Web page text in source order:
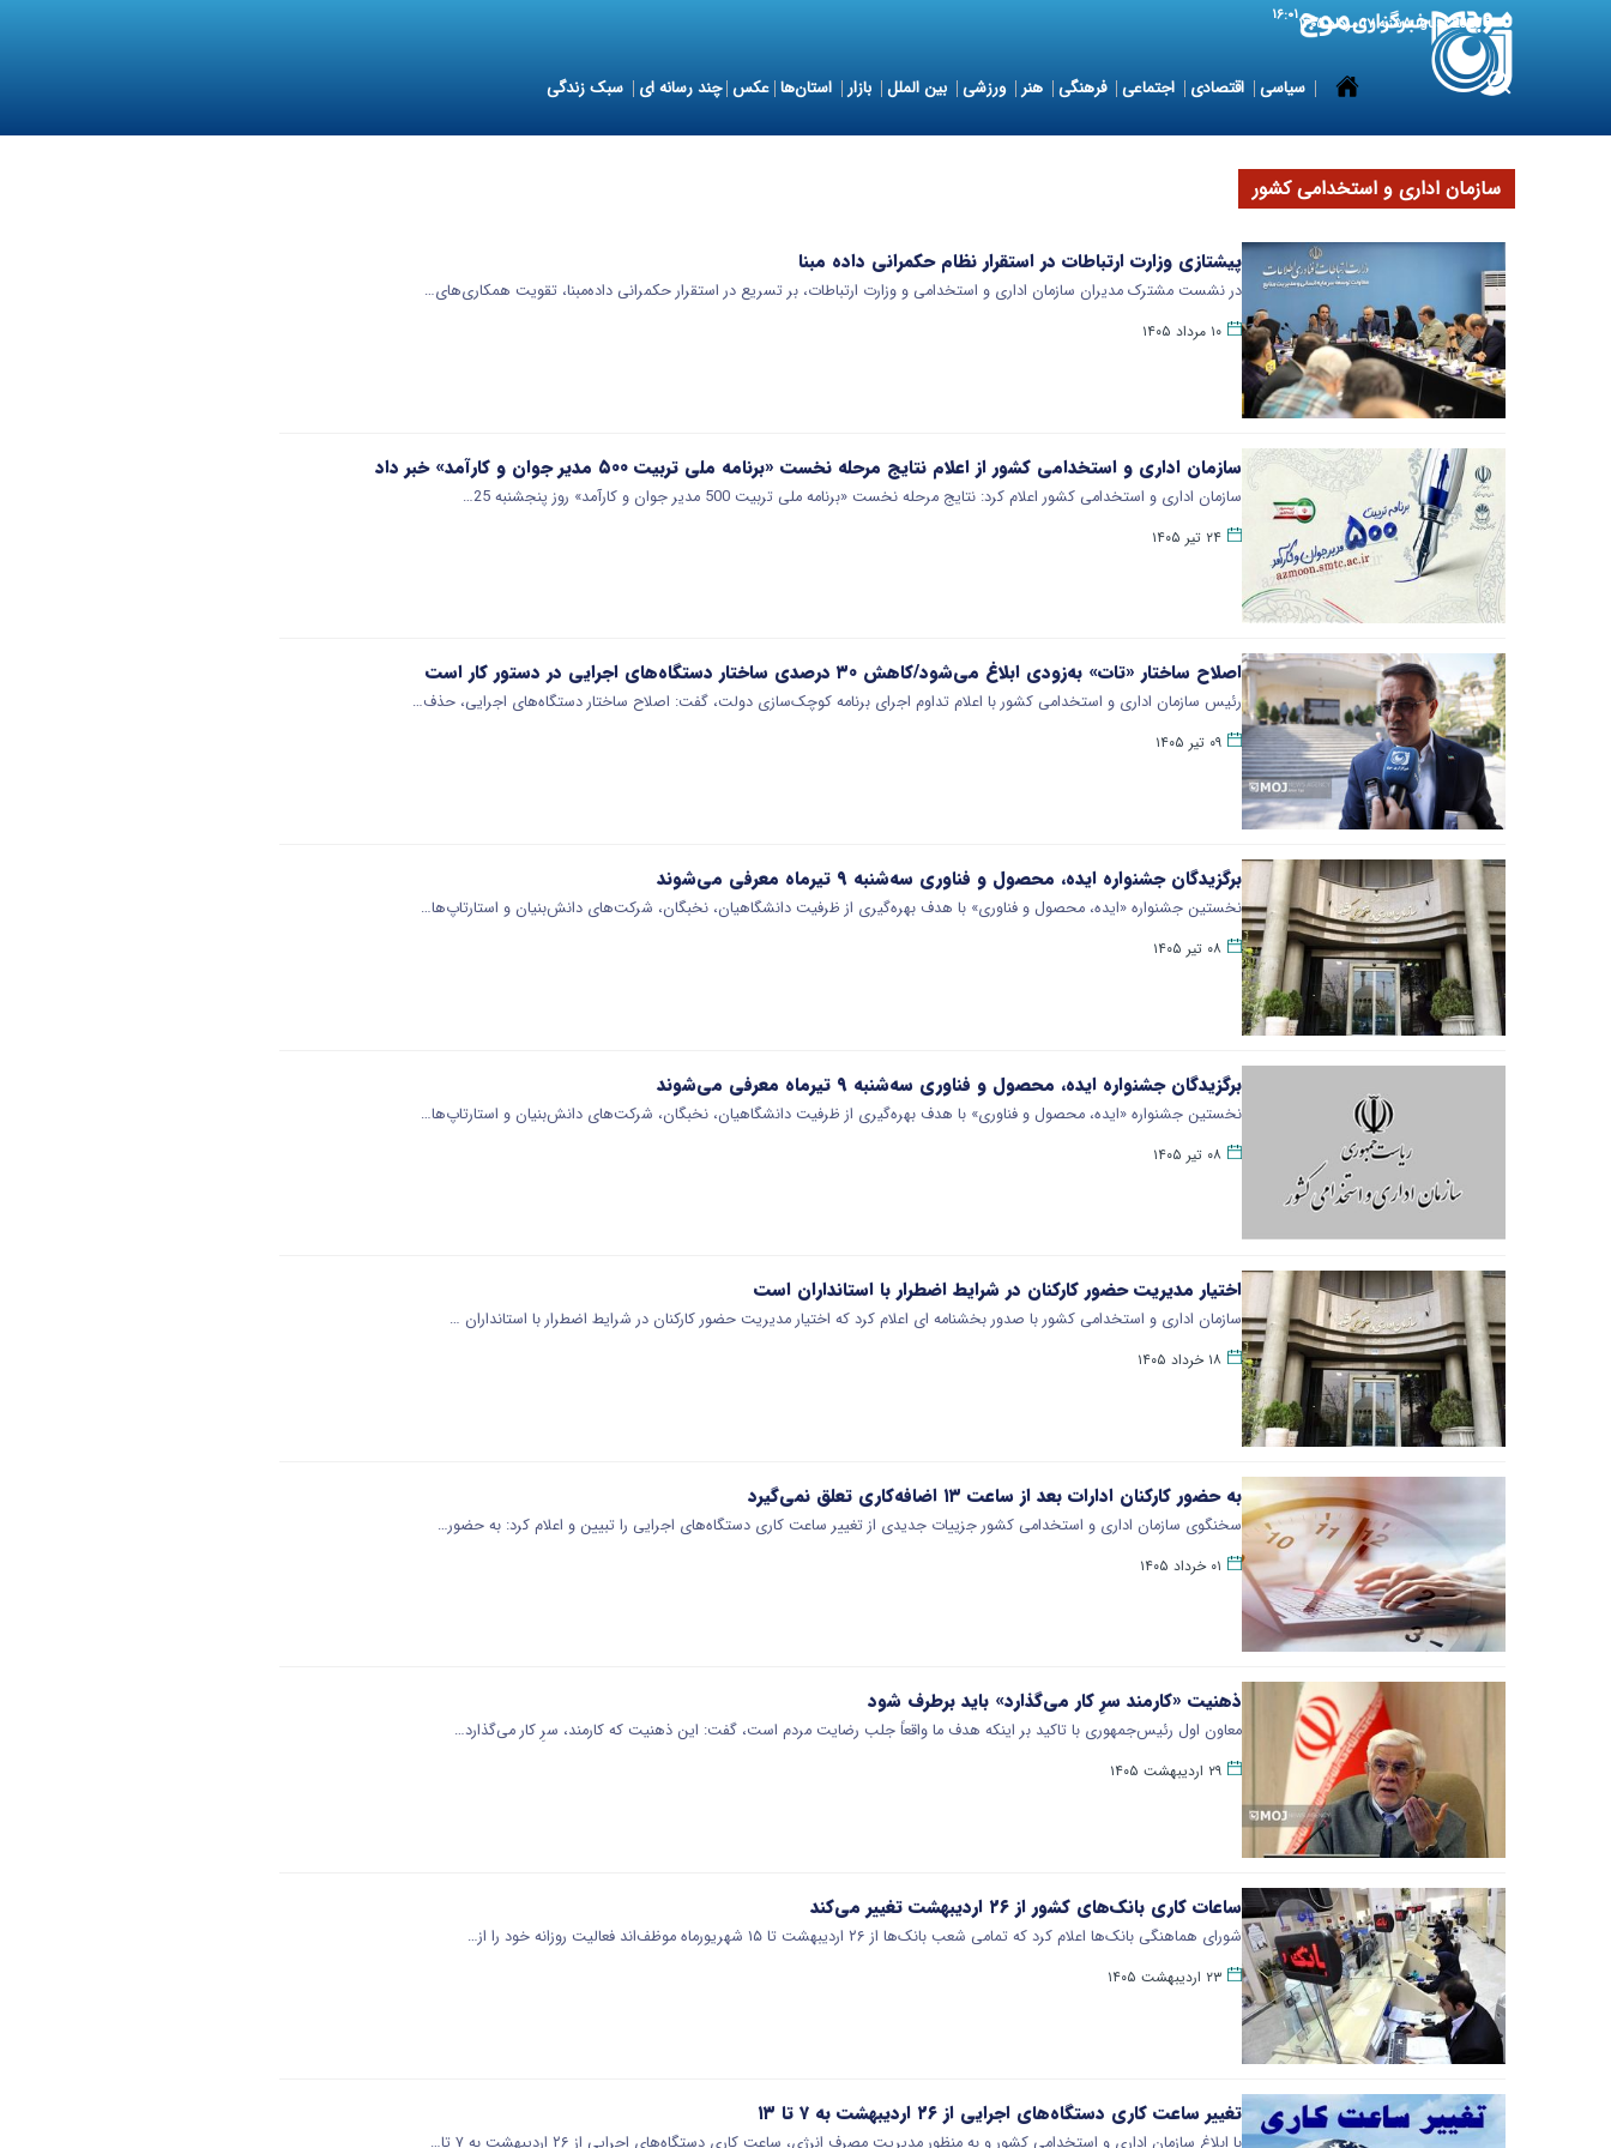
8 August 2026 شنبه ۱۷ مرداد ۱۴۰۵ ۱۶:۰۱
سیاسی اقتصادی اجتماعی فرهنگی هنر ورزشی بین الملل بازار استان‌ها عکس چند رسانه ای سبک زندگی
سازمان اداری و استخدامی کشور
پیشتازی وزارت ارتباطات در استقرار نظام حکمرانی داده‌ مبنا
در نشست مشترک مدیران سازمان اداری و استخدامی و وزارت ارتباطات، بر تسریع در استقرار حکمرانی داده‌مبنا، تقویت همکاری‌های…
۱۰ مرداد ۱۴۰۵
سازمان اداری و استخدامی کشور از اعلام نتایج مرحله نخست «برنامه ملی تربیت ۵۰۰ مدیر جوان و کارآمد» خبر داد
سازمان اداری و استخدامی کشور اعلام کرد: نتایج مرحله نخست «برنامه ملی تربیت 500 مدیر جوان و کارآمد» روز پنجشنبه 25…
۲۴ تیر ۱۴۰۵
اصلاح ساختار «تات» به‌زودی ابلاغ می‌شود/کاهش ۳۰ درصدی ساختار دستگاه‌های اجرایی در دستور کار است
رئیس سازمان اداری و استخدامی کشور با اعلام تداوم اجرای برنامه کوچک‌سازی دولت، گفت: اصلاح ساختار دستگاه‌های اجرایی، حذف…
۰۹ تیر ۱۴۰۵
برگزیدگان جشنواره ایده، محصول و فناوری سه‌شنبه ۹ تیرماه معرفی می‌شوند
نخستین جشنواره «ایده، محصول و فناوری» با هدف بهره‌گیری از ظرفیت دانشگاهیان، نخبگان، شرکت‌های دانش‌بنیان و استارتاپ‌ها…
۰۸ تیر ۱۴۰۵
برگزیدگان جشنواره ایده، محصول و فناوری سه‌شنبه ۹ تیرماه معرفی می‌شوند
نخستین جشنواره «ایده، محصول و فناوری» با هدف بهره‌گیری از ظرفیت دانشگاهیان، نخبگان، شرکت‌های دانش‌بنیان و استارتاپ‌ها…
۰۸ تیر ۱۴۰۵
اختیار مدیریت حضور کارکنان در شرایط اضطرار با استانداران است
​سازمان اداری و استخدامی کشور با صدور بخشنامه ای اعلام کرد که اختیار مدیریت حضور کارکنان در شرایط اضطرار با استانداران …
۱۸ خرداد ۱۴۰۵
به حضور کارکنان ادارات بعد از ساعت ۱۳ اضافه‌کاری تعلق نمی‌گیرد
​سخنگوی سازمان اداری و استخدامی کشور جزییات جدیدی از تغییر ساعت کاری دستگاه‌های اجرایی را تبیین و اعلام کرد: به حضور…
۰۱ خرداد ۱۴۰۵
ذهنیت «کارمند سرِ کار می‌گذارد» باید برطرف شود
معاون اول رئیس‌جمهوری با تاکید بر اینکه هدف ما واقعاً جلب رضایت مردم است، گفت: این ذهنیت که کارمند، سرِ کار می‌گذارد…
۲۹ اردیبهشت ۱۴۰۵
ساعات کاری بانک‌های کشور از ۲۶ اردیبهشت تغییر می‌کند
​شورای هماهنگی بانک‌ها اعلام کرد که تمامی شعب بانک‌ها از ۲۶ اردیبهشت تا ۱۵ شهریورماه موظف‌اند فعالیت روزانه خود را از…
۲۳ اردیبهشت ۱۴۰۵
تغییر ساعت کاری دستگاه‌های اجرایی از ۲۶ اردیبهشت به ۷ تا ۱۳
با ابلاغ سازمان اداری و استخدامی کشور و به منظور مدیریت مصرف انرژی، ساعت کاری دستگاه‌های اجرایی از ۲۶ اردیبهشت به ۷ تا…